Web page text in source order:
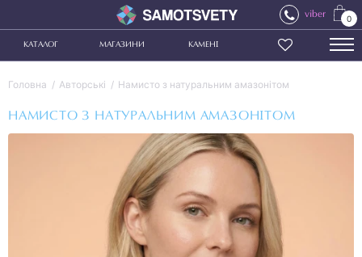
viber 0
КАТАЛОГ МАГАЗИНИ КАМЕНІ
Головна Авторські Намисто з натуральним амазонітом
НАМИСТО З НАТУРАЛЬНИМ АМАЗОНІТОМ